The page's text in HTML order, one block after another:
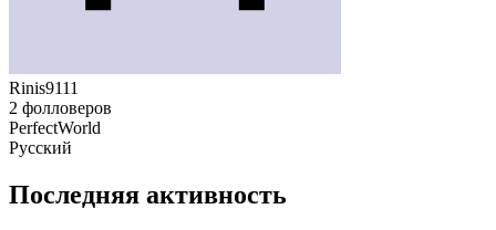
Rinis9111
2 фолловеров
PerfectWorld
Русский
Последняя активность